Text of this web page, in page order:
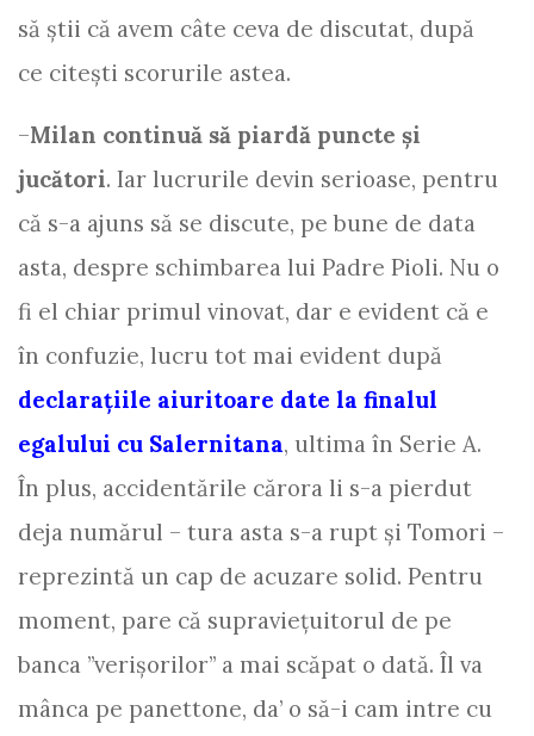
să știi că avem câte ceva de discutat, după
ce citești scorurile astea.
–Milan continuă să piardă puncte și
jucători. Iar lucrurile devin serioase, pentru
că s-a ajuns să se discute, pe bune de data
asta, despre schimbarea lui Padre Pioli. Nu o
fi el chiar primul vinovat, dar e evident că e
în confuzie, lucru tot mai evident după
declarațiile aiuritoare date la finalul
egalului cu Salernitana, ultima în Serie A.
În plus, accidentările cărora li s-a pierdut
deja numărul – tura asta s-a rupt și Tomori –
reprezintă un cap de acuzare solid. Pentru
moment, pare că supraviețuitorul de pe
banca ”verișorilor” a mai scăpat o dată. Îl va
mânca pe panettone, da’ o să-i cam intre cu